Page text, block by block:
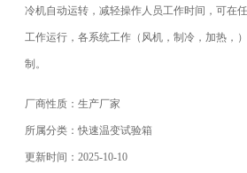
冷机自动运转，减轻操作人员工作时间，可在
工作运行，各系统工作（风机，制冷，加热，
制。
厂商性质：生产厂家
所属分类：快速温变试验箱
更新时间：2025-10-10